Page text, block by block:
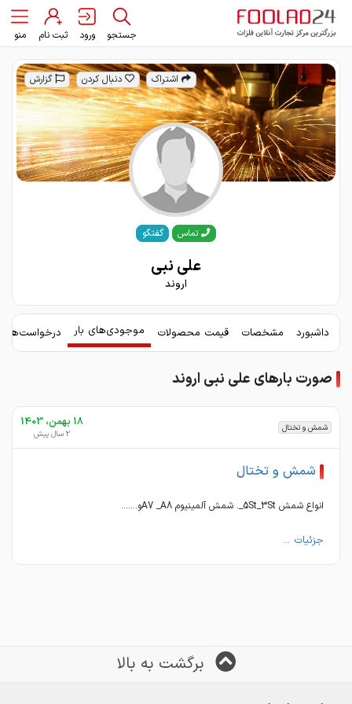
جستجو ورود ثبت نام منو
اشتراک دنبال کردن گزارش
تماس گفتگو
علی نبی
اروند
داشبورد مشخصات قیمت محصولات موجودی‌های بار
صورت بارهای علی نبی اروند
شمش و تختال 18 بهمن، 1403
2 سال پیش
شمش و تختال
انواع شمش 5St_3St_. شمش آلمینیوم A7 _A8و.......
جزئیات ...
برگشت به بالا